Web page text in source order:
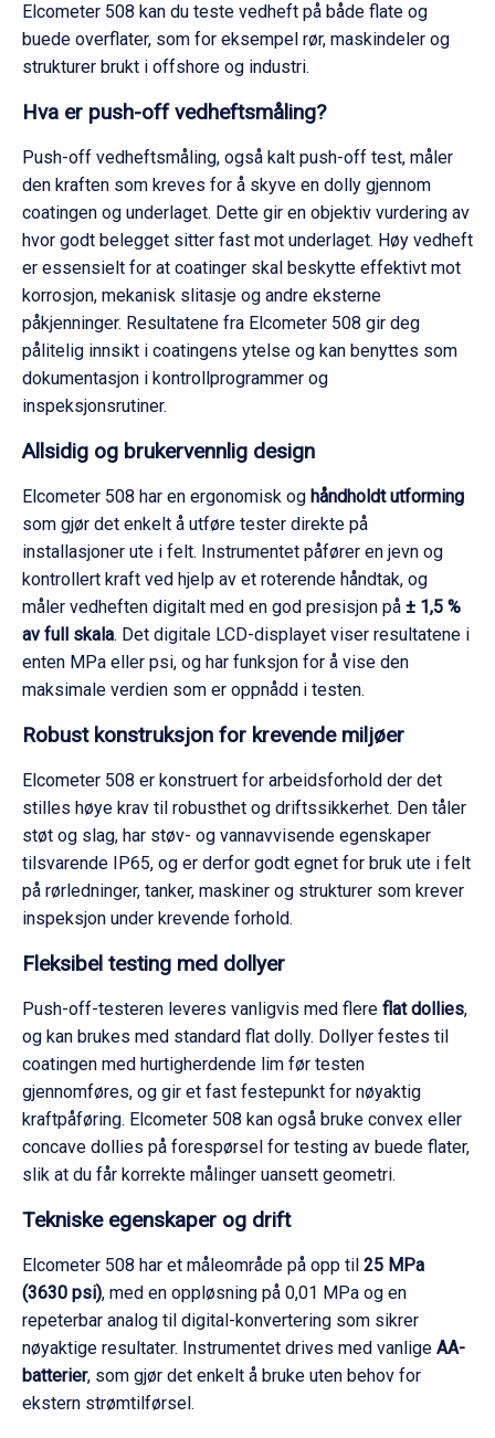
Elcometer 508 kan du teste vedheft på både flate og
buede overflater, som for eksempel rør, maskindeler og
strukturer brukt i offshore og industri.
Hva er push-off vedheftsmåling?
Push-off vedheftsmåling, også kalt push-off test, måler
den kraften som kreves for å skyve en dolly gjennom
coatingen og underlaget. Dette gir en objektiv vurdering av
hvor godt belegget sitter fast mot underlaget. Høy vedheft
er essensielt for at coatinger skal beskytte effektivt mot
korrosjon, mekanisk slitasje og andre eksterne
påkjenninger. Resultatene fra Elcometer 508 gir deg
pålitelig innsikt i coatingens ytelse og kan benyttes som
dokumentasjon i kontrollprogrammer og
inspeksjonsrutiner.
Allsidig og brukervennlig design
Elcometer 508 har en ergonomisk og håndholdt utforming
som gjør det enkelt å utføre tester direkte på
installasjoner ute i felt. Instrumentet påfører en jevn og
kontrollert kraft ved hjelp av et roterende håndtak, og
måler vedheften digitalt med en god presisjon på ± 1,5 %
av full skala. Det digitale LCD-displayet viser resultatene i
enten MPa eller psi, og har funksjon for å vise den
maksimale verdien som er oppnådd i testen.
Robust konstruksjon for krevende miljøer
Elcometer 508 er konstruert for arbeidsforhold der det
stilles høye krav til robusthet og driftssikkerhet. Den tåler
støt og slag, har støv- og vannavvisende egenskaper
tilsvarende IP65, og er derfor godt egnet for bruk ute i felt
på rørledninger, tanker, maskiner og strukturer som krever
inspeksjon under krevende forhold.
Fleksibel testing med dollyer
Push-off-testeren leveres vanligvis med flere flat dollies,
og kan brukes med standard flat dolly. Dollyer festes til
coatingen med hurtigherdende lim før testen
gjennomføres, og gir et fast festepunkt for nøyaktig
kraftpåføring. Elcometer 508 kan også bruke convex eller
concave dollies på forespørsel for testing av buede flater,
slik at du får korrekte målinger uansett geometri.
Tekniske egenskaper og drift
Elcometer 508 har et måleområde på opp til 25 MPa
(3630 psi), med en oppløsning på 0,01 MPa og en
repeterbar analog til digital-konvertering som sikrer
nøyaktige resultater. Instrumentet drives med vanlige AA-
batterier, som gjør det enkelt å bruke uten behov for
ekstern strømtilførsel.